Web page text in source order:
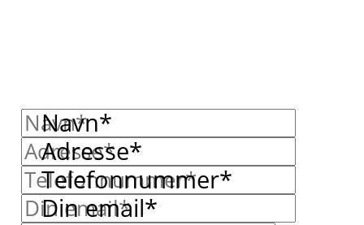
Navn*
Adresse*
Telefonnummer*
Din email*